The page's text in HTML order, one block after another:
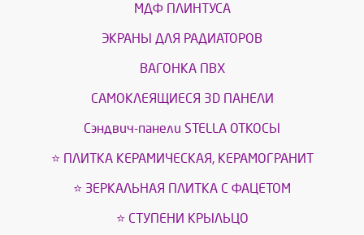
МДФ ПЛИНТУСА
ЭКРАНЫ ДЛЯ РАДИАТОРОВ
ВАГОНКА ПВХ
САМОКЛЕЯЩИЕСЯ 3D ПАНЕЛИ
Сэндвич-панели STELLA ОТКОСЫ
⭐ ПЛИТКА КЕРАМИЧЕСКАЯ, КЕРАМОГРАНИТ
⭐ ЗЕРКАЛЬНАЯ ПЛИТКА С ФАЦЕТОМ
⭐ СТУПЕНИ КРЫЛЬЦО